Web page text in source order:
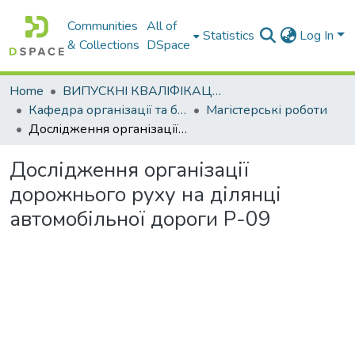
Communities
& Collections
All of
DSpace
Statistics Log In
Home
ВИПУСКНІ КВАЛІФІКАЦІЙНІ РОБОТИ
Кафедра організації та безпеки дорожнього руху
Магістерські роботи
Дослідження організації дорожнього руху на ділянці автомобільної дороги Р-09
Дослідження організації
дорожнього руху на ділянці
автомобільної дороги Р-09